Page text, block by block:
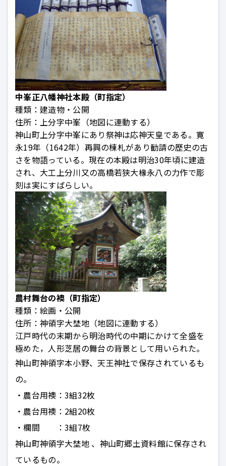
中峯正八幡神社本殿（町指定）
種類： 建造物・公開
住所： 上分字中峯（地図に連動する）
神山町上分字中峯にあり祭神は応神天皇である。寛
永19年（1642年）再興の棟札があり勧請の歴史の古
さを物語っている。現在の本殿は明治30年頃に建造
され、大工上分川又の高橋若狭大椽永八の力作で彫
刻は実にすばらしい。
農村舞台の襖（町指定）
種類： 絵画・公開
住所： 神領字大埜地（地図に連動する）
江戸時代の末期から明治時代の中期にかけて全盛を
極めた，人形芝居の舞台の背景として用いられた。
神山町神領字本小野、天王神社で保存されているも
の。
・ 農台用襖：3組32枚
・農台用襖： 2組20枚
・欄間 ：3組7枚
神山町神領字大埜地 、神山町郷土資料館に保存され
ているもの。